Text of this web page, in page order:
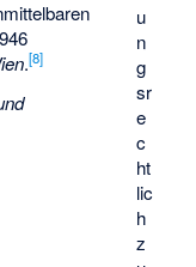
u
n
g
sr
e
c
ht
lic
h
z
.[8]